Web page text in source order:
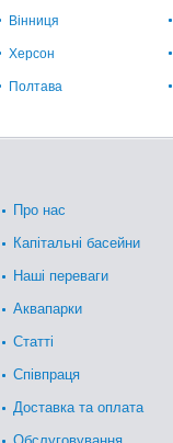
Вінниця
Херсон
Полтава
Про нас
Капітальні басейни
Наші переваги
Аквапарки
Статті
Співпраця
Доставка та оплата